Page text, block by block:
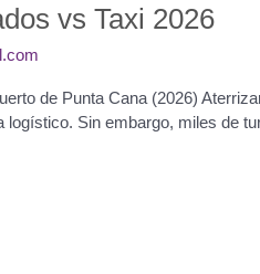
vs Taxi 2026
de Punta Cana (2026)
Sin embargo, miles de